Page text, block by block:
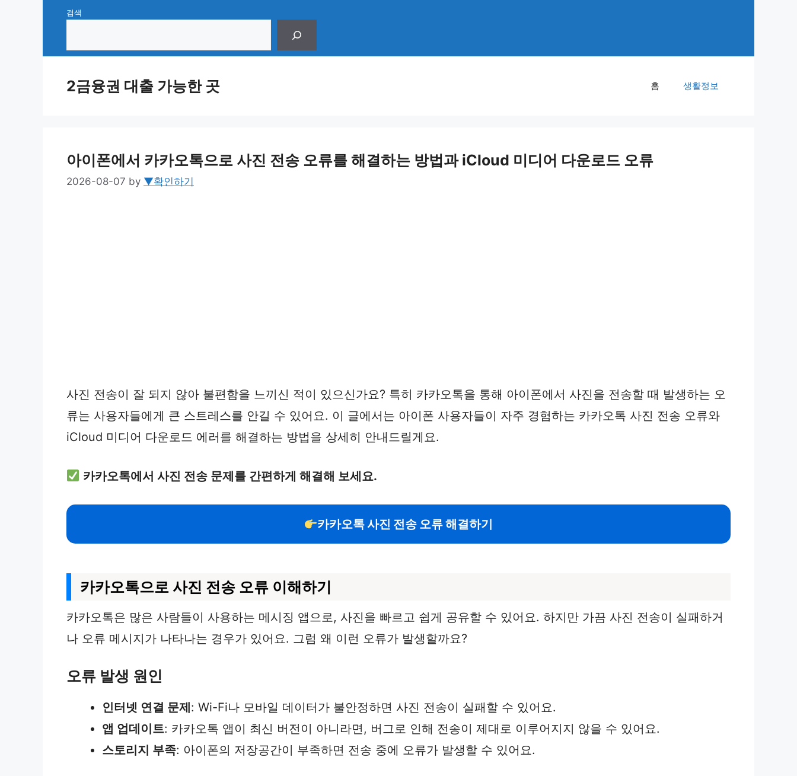
검색
2금융권 대출 가능한 곳 홈 생활정보
아이폰에서 카카오톡으로 사진 전송 오류를 해결하는 방법과 iCloud 미디어 다운로드 오류
2026-08-07 by ▼확인하기
사진 전송이 잘 되지 않아 불편함을 느끼신 적이 있으신가요? 특히 카카오톡을 통해 아이폰에서 사진을 전송할 때 발생하는 오
류는 사용자들에게 큰 스트레스를 안길 수 있어요. 이 글에서는 아이폰 사용자들이 자주 경험하는 카카오톡 사진 전송 오류와
iCloud 미디어 다운로드 에러를 해결하는 방법을 상세히 안내드릴게요.
카카오톡에서 사진 전송 문제를 간편하게 해결해 보세요.
카카오톡 사진 전송 오류 해결하기
카카오톡으로 사진 전송 오류 이해하기
카카오톡은 많은 사람들이 사용하는 메시징 앱으로, 사진을 빠르고 쉽게 공유할 수 있어요. 하지만 가끔 사진 전송이 실패하거
나 오류 메시지가 나타나는 경우가 있어요. 그럼 왜 이런 오류가 발생할까요?
오류 발생 원인
인터넷 연결 문제: Wi-Fi나 모바일 데이터가 불안정하면 사진 전송이 실패할 수 있어요.
앱 업데이트: 카카오톡 앱이 최신 버전이 아니라면, 버그로 인해 전송이 제대로 이루어지지 않을 수 있어요.
스토리지 부족: 아이폰의 저장공간이 부족하면 전송 중에 오류가 발생할 수 있어요.